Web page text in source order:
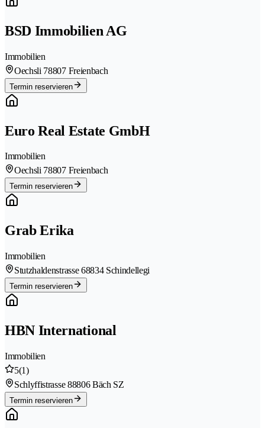
BSD Immobilien AG
Immobilien
Oechsli 78807 Freienbach
Termin reservieren
Euro Real Estate GmbH
Immobilien
Oechsli 78807 Freienbach
Termin reservieren
Grab Erika
Immobilien
Stutzhaldenstrasse 68834 Schindellegi
Termin reservieren
HBN International
Immobilien
5(1)
Schlyffistrasse 88806 Bäch SZ
Termin reservieren